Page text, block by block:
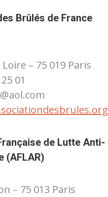
Brûlés de France
– 75 019 Paris
01
de Lutte Anti-
(AFLAR)
– 75 013 Paris